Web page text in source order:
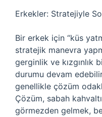
Erkekler: Stratejiyle
Bir erkek için “küs
stratejik manevra
gerginlik ve kızgınlık
durumu devam
genellikle çözüm
Çözüm, sabah
görmezden gelmek,